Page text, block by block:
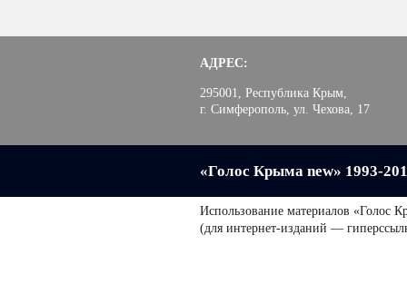
АДРЕС:
295001, Республика Крым,
г. Симферополь, ул. Чехова, 17
«Голос Крыма new» 1993-
Использование материалов «Голос
(для интернет-изданий —